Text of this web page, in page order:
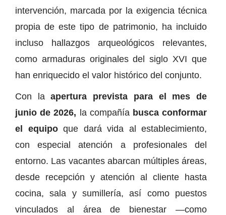
intervención, marcada por la exigencia técnica
propia de este tipo de patrimonio, ha incluido
incluso hallazgos arqueológicos relevantes,
como armaduras originales del siglo XVI que
han enriquecido el valor histórico del conjunto.
Con laapertura prevista para el mes de
junio de 2026, la compañía busca conformar
el equipoque dará vida al establecimiento,
con especial atención a profesionales del
entorno. Las vacantes abarcan múltiples áreas,
desde recepción y atención al cliente hasta
cocina, sala y sumillería, así como puestos
vinculados al área de bienestar —como